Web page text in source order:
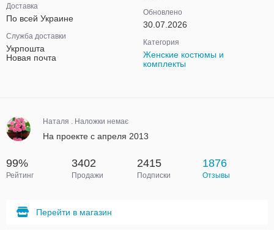
Доставка
По всей Украине
Служба доставки
Укрпошта
Новая почта
Обновлено
30.07.2026
Категория
Женские костюмы и
комплекты
Наталя . Наложки немає
На проекте с апреля 2013
99%
Рейтинг
3402
Продажи
2415
Подписки
1876
Отзывы
Перейти в магазин